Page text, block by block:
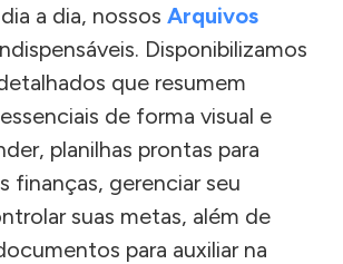
a dia, nossos Arquivos
Disponibilizamos
que resumem
de forma visual e
planilhas prontas para
finanças, gerenciar seu
suas metas, além de
para auxiliar na